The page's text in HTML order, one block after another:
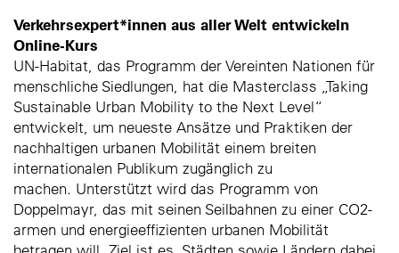
Verkehrsexpert*innen aus aller Welt entwickeln
Online-Kurs
UN-Habitat, das Programm der Vereinten Nationen für
menschliche Siedlungen, hat die Masterclass „Taking
Sustainable Urban Mobility to the Next Level“
entwickelt, um neueste Ansätze und Praktiken der
nachhaltigen urbanen Mobilität einem breiten
internationalen Publikum zugänglich zu
machen. Unterstützt wird das Programm von
Doppelmayr, das mit seinen Seilbahnen zu einer CO2-
armen und energieeffizienten urbanen Mobilität